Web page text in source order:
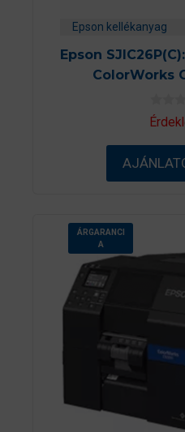
Epson kellékanyag
Epson
ColorWorks
0
a
-
ő
ÁRGARANCI
A